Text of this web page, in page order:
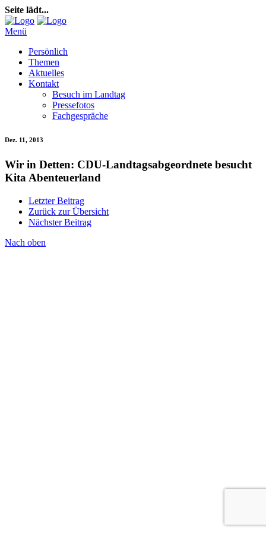
Seite lädt...
Menü
Persönlich
Themen
Aktuelles
Kontakt
Besuch im Landtag
Pressefotos
Fachgespräche
Dez. 11, 2013
Wir in Detten: CDU-Landtagsabgeordnete besucht
Kita Abenteuerland
Letzter Beitrag
Zurück zur Übersicht
Nächster Beitrag
Nach oben